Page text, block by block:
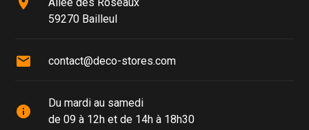
59270 Bailleul
mail contact@deco-stores.com
info
Du mardi au samedi
de 09 à 12h et de 14h à 18h30